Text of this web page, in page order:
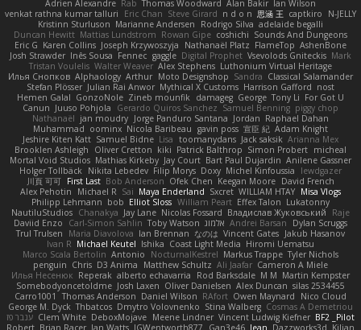
Adrien Alexandre Rab Thomas Woodward Alan Bakir Ian Wilson
venkat rathna kumar talluri
Eric Chan Steve Girard n d o n 思涵 王 captkiro
N-JELLY
Kristinn Sturluson Marianne Andersen Rodrigo Silva adelaide begalli
Duncan Hewitt Mattias Lundstrom Rowan Gipe coshichi Sounds And Dungeons
Eric G Karen Collins Joseph Krzywoszyja Nathanaël Platz FlameTop AshenBone
Josh Strawder Inês Sousa Fennec gaggle Digital Prophet Vsevolods Gniteckis Mark
Tristan Voulelis Walter Weaver Alex Stephens Luthonium Virtual Heritage
Илья Снопков Alphaology Arthur Moto Designshop Sandra Classical Salamander
Stefan Plösser Julian Rai Anwor Mythical X Customs Harrison Gafford nost
Hemen Galal GonzoNole Zineb mounfik damageg George Tony Li For Got U
Canun Juuso Pohjola Gerardo Quiros Sanchez Samuel Benning piggy chop
Nathanaël jan moudry Jorge Panduro Santana Jordan Raphael Dahan
Muhammad oominx Nicola Baribeau gavin poss 宣臣 紀 Adam Knight
Jeshire Kiten Katt Samuel Bidne Lisa toomanydans Jack saksik Arianna Mex
Brooklen Ashleigh
Oliver Cretton kiki Patrick Balthrop Simon Probert micheal
Mortal Void Studios Mathias Kirkeby Jay Court Bart Paul Dujardin Anilene Gassner
Holger Tollbäck Nikita Lebedev Filip Morys Doxy Michel Kinfoussia
lewdgazer
川頁 可可 First Last Bob Anderson Ofek Chen Keegan Moore David French
Alex Pehotin
Michael R Sai Maya Enderland Sxcret WILLIAM HTAY Misa Vlogs
Philipp Lehmann bob Elliot Sloss William Peart Effex Talon Lukatonny
NautiluStudios Chanakya Jay Lane Nicolas Fossard Владислав Жуковський
Raje
Daviid Enzo
Carl-Simon Sahlin Toby Watson אלמוג Andrei Barsan
Dylan Scruggs
Trul Trulsen
Maria Diavolova Ian Brennan なのは Vincent Gates Jakub Hasanov
Ivan R Michael Keutel Ishika Coast Light Media Hiromi Uematsu
Marco Scala Bertolin Antonio NocturnalKestrel Markus Trappe Tyler Nichols
penguin Chris D3 Anima Matthew Schultz Ali Jaafar Cameron A Miele
Илья Несенюк Reperak alberto echavarria Rod Barksdale M M Martin Kempster
Somebodyoncetoldme Josh Laxen Oliver Danielsen Alex Duncan silas 2534455
Carro1001
Thomas Anderson Daniel Wilson RAfort Owen Maynard
Nico Cloud
George M. Dyck Thbatcos Dmytro Volovnenko Stina Walberg Cosmas A Demetriou
ענבר פז Clem White DeboxMojave Meene Lindner Vincent Ludwig Kiefner BF2 _Pilot
Robert Brian Racer Ian Watts JGWentworth877 Gan3e46 Jean Dazzworks3d Kilian